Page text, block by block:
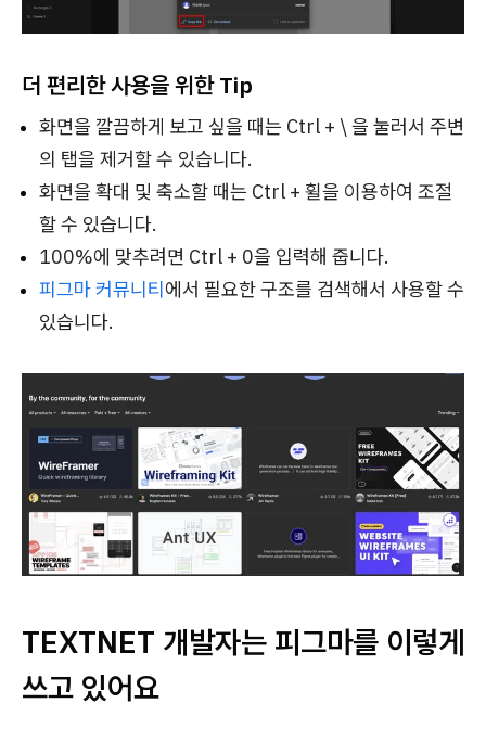
더 편리한 사용을 위한 Tip
화면을 깔끔하게 보고 싶을 때는 Ctrl + \ 을 눌러서 주변
의 탭을 제거할 수 있습니다.
화면을 확대 및 축소할 때는 Ctrl + 휠을 이용하여 조절
할 수 있습니다.
100%에 맞추려면 Ctrl + 0을 입력해 줍니다.
피그마 커뮤니티에서 필요한 구조를 검색해서 사용할 수
있습니다.
TEXTNET 개발자는 피그마를 이렇게
쓰고 있어요